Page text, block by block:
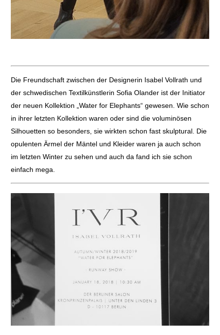
Die Freundschaft zwischen der Designerin Isabel Vollrath und
der schwedischen Textilkünstlerin Sofia Olander ist der Initiator
der neuen Kollektion „Water for Elephants“ gewesen. Wie schon
in ihrer letzten Kollektion waren oder sind die voluminösen
Silhouetten so besonders, sie wirkten schon fast skulptural. Die
opulenten Ärmel der Mäntel und Kleider waren ja auch schon
im letzten Winter zu sehen und auch da fand ich sie schon
einfach mega.